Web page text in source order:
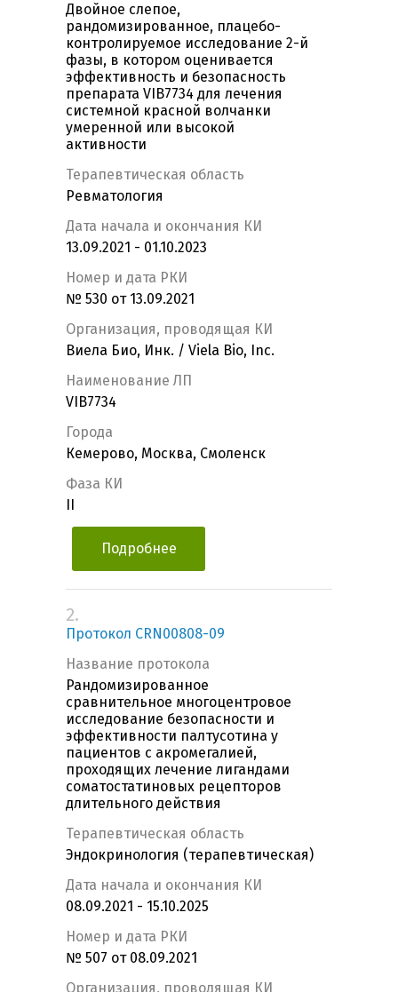
Двойное слепое,
рандомизированное, плацебо-
контролируемое исследование 2-й
фазы, в котором оценивается
эффективность и безопасность
препарата VIB7734 для лечения
системной красной волчанки
умеренной или высокой
активности
Терапевтическая область
Ревматология
Дата начала и окончания КИ
13.09.2021 - 01.10.2023
Номер и дата РКИ
№ 530 от 13.09.2021
Организация, проводящая КИ
Виела Био, Инк. / Viela Bio, Inc.
Наименование ЛП
VIB7734
Города
Кемерово, Москва, Смоленск
Фаза КИ
Подробнее
2.
Протокол CRN00808-09
Название протокола
Рандомизированное
сравнительное многоцентровое
исследование безопасности и
эффективности палтусотина у
пациентов с акромегалией,
проходящих лечение лигандами
соматостатиновых рецепторов
длительного действия
Терапевтическая область
Эндокринология (терапевтическая)
Дата начала и окончания КИ
08.09.2021 - 15.10.2025
Номер и дата РКИ
№ 507 от 08.09.2021
Организация, проводящая КИ